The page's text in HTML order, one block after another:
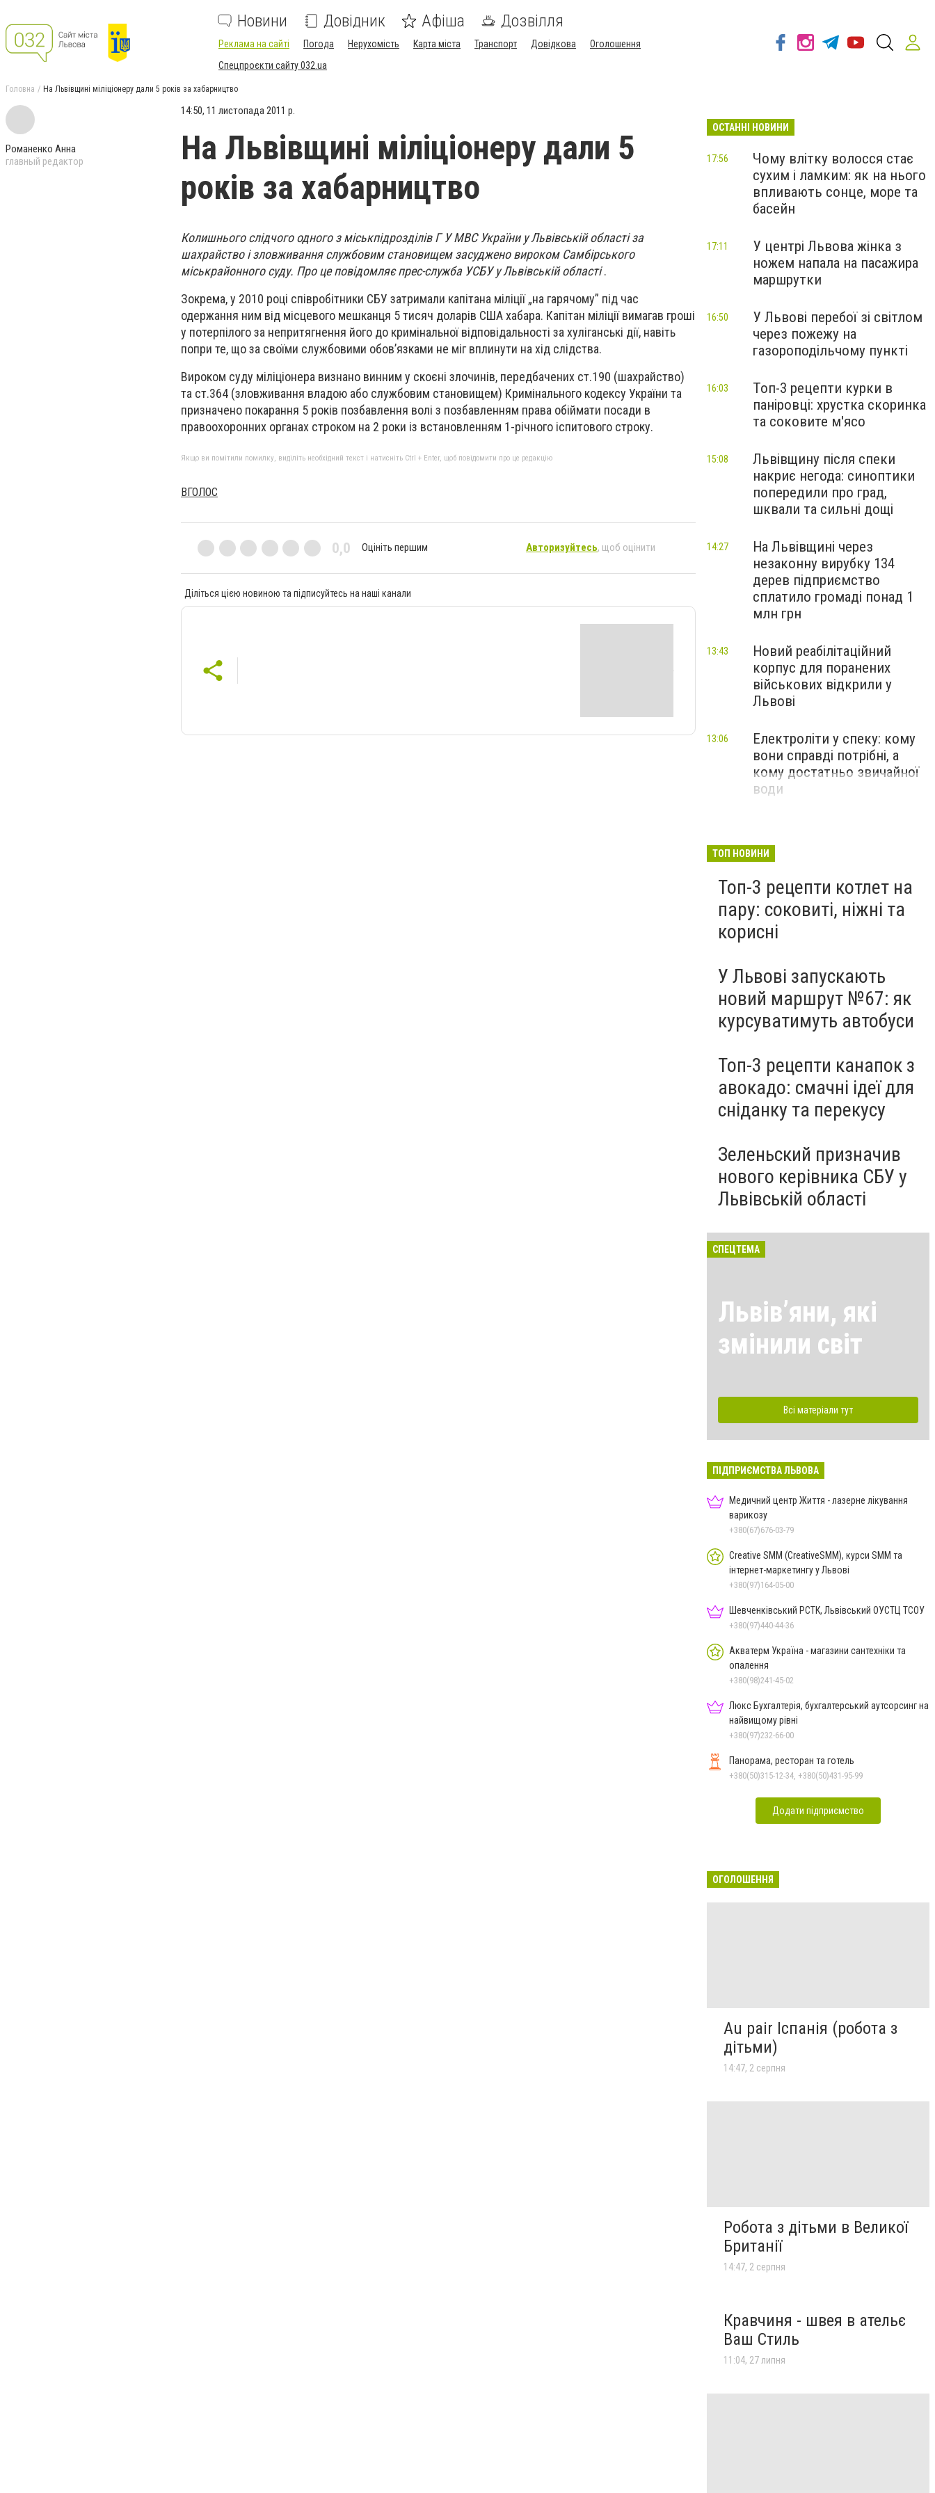
Новини Довідник Афіша Дозвілля
Реклама на сайті Погода Нерухомість Карта міста Транспорт Довідкова
Оголошення
Спецпроєкти сайту 032.ua
Головна На Львівщині міліціонеру дали 5 років за хабарництво
Романенко Анна
главный редактор
14:50, 11 листопада 2011 р.
На Львівщині міліціонеру дали 5
років за хабарництво
Колишнього слідчого одного з міськпідрозділів Г У МВС України у Львівській області за
шахрайство і зловживання службовим становищем засуджено вироком Самбірського
міськрайонного суду. Про це повідомляє прес-служба УСБУ у Львівській області.
Зокрема, у 2010 році співробітники СБУ затримали капітана міліції „на гарячому” під час
одержання ним від місцевого мешканця 5 тисяч доларів США хабара. Капітан міліції вимагав гроші
у потерпілого за непритягнення його до кримінальної відповідальності за хуліганські дії, навіть
попри те, що за своїми службовими обов’язками не міг вплинути на хід слідства.
Вироком суду міліціонера визнано винним у скоєні злочинів, передбачених ст.190 (шахрайство)
та ст.364 (зловживання владою або службовим становищем) Кримінального кодексу України та
призначено покарання 5 років позбавлення волі з позбавленням права обіймати посади в
правоохоронних органах строком на 2 роки із встановленням 1-річного іспитового строку.
Якщо ви помітили помилку, виділіть необхідний текст і натисніть Ctrl + Enter, щоб повідомити про це редакцію
ВГОЛОС
0,0 Оцініть першим Авторизуйтесь, щоб оцінити
Діліться цією новиною та підписуйтесь на наші канали
ОСТАННІ НОВИНИ
Чому влітку волосся стає
сухим і ламким: як на нього
впливають сонце, море та
басейн
17:56
У центрі Львова жінка з
ножем напала на пасажира
маршрутки
17:11
У Львові перебої зі світлом
через пожежу на
газороподільчому пункті
16:50
Топ-3 рецепти курки в
паніровці: хрустка скоринка
та соковите м'ясо
16:03
Львівщину після спеки
накриє негода: синоптики
попередили про град,
шквали та сильні дощі
15:08
На Львівщині через
незаконну вирубку 134
дерев підприємство
сплатило громаді понад 1
млн грн
14:27
Новий реабілітаційний
корпус для поранених
військових відкрили у
Львові
13:43
Електроліти у спеку: кому
вони справді потрібні, а
кому достатньо звичайної
води
13:06
ТОП НОВИНИ
Топ-3 рецепти котлет на
пару: соковиті, ніжні та
корисні
У Львові запускають
новий маршрут №67: як
курсуватимуть автобуси
Топ-3 рецепти канапок з
авокадо: смачні ідеї для
сніданку та перекусу
Зеленьский призначив
нового керівника СБУ у
Львівській області
СПЕЦТЕМА
Львівʼяни, які
змінили світ
Всі матеріали тут
ПІДПРИЄМСТВА ЛЬВОВА
Медичний центр Життя - лазерне лікування
варикозу
+380(67)676-03-79
Creative SMM (CreativeSMM), курси SMM та
інтернет-маркетингу у Львові
+380(97)164-05-00
Шевченківський РСТК, Львівський ОУСТЦ ТСОУ
+380(97)440-44-36
Акватерм Україна - магазини сантехніки та
опалення
+380(98)241-45-02
Люкс Бухгалтерія, бухгалтерський аутсорсинг на
найвищому рівні
+380(97)232-66-00
Панорама, ресторан та готель
+380(50)315-12-34, +380(50)431-95-99
Додати підприємство
ОГОЛОШЕННЯ
Au pair Іспанія (робота з
дітьми)
14:47, 2 серпня
Робота з дітьми в Великої
Британії
14:47, 2 серпня
Кравчиня - швея в ательє
Ваш Стиль
11:04, 27 липня